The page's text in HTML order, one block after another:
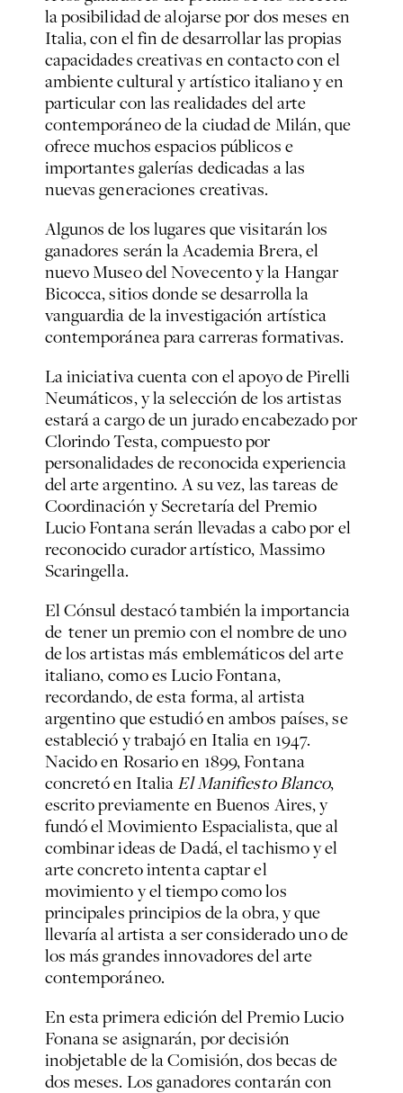
la posibilidad de alojarse por dos meses en
Italia, con el fin de desarrollar las propias
capacidades creativas en contacto con el
ambiente cultural y artístico italiano y en
particular con las realidades del arte
contemporáneo de la ciudad de Milán, que
ofrece muchos espacios públicos e
importantes galerías dedicadas a las
nuevas generaciones creativas.
Algunos de los lugares que visitarán los
ganadores serán la Academia Brera, el
nuevo Museo del Novecento y la Hangar
Bicocca, sitios donde se desarrolla la
vanguardia de la investigación artística
contemporánea para carreras formativas.
La iniciativa cuenta con el apoyo de Pirelli
Neumáticos, y la selección de los artistas
estará a cargo de un jurado encabezado por
Clorindo Testa, compuesto por
personalidades de reconocida experiencia
del arte argentino. A su vez, las tareas de
Coordinación y Secretaría del Premio
Lucio Fontana serán llevadas a cabo por el
reconocido curador artístico, Massimo
Scaringella.
El Cónsul destacó también la importancia
de tener un premio con el nombre de uno
de los artistas más emblemáticos del arte
italiano, como es Lucio Fontana,
recordando, de esta forma, al artista
argentino que estudió en ambos países, se
estableció y trabajó en Italia en 1947.
Nacido en Rosario en 1899, Fontana
concretó en ItaliaEl Manifiesto Blanco,
escrito previamente en Buenos Aires, y
fundó el Movimiento Espacialista, que al
combinar ideas de Dadá, el tachismo y el
arte concreto intenta captar el
movimiento y el tiempo como los
principales principios de la obra, y que
llevaría al artista a ser considerado uno de
los más grandes innovadores del arte
contemporáneo.
En esta primera edición del Premio Lucio
Fonana se asignarán, por decisión
inobjetable de la Comisión, dos becas de
dos meses. Los ganadores contarán con